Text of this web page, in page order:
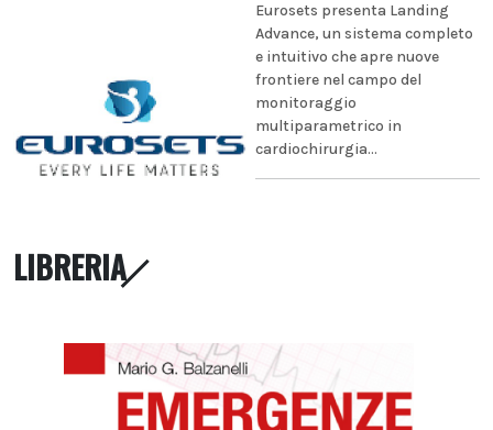
Eurosets presenta Landing
Advance, un sistema completo
e intuitivo che apre nuove
frontiere nel campo del
monitoraggio
multiparametrico in
cardiochirurgia...
LIBRERIA